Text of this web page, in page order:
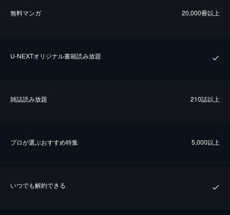
無料マンガ 20,000冊以上
U-NEXTオリジナル書籍読み放題
雑誌読み放題 210誌以上
プロが選ぶおすすめ特集 5,000以上
いつでも解約できる